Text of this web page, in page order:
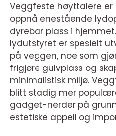
Veggfeste høyttalere
oppnå enestående
dyrebar plass i
lydutstyret er spesielt
på veggen, noe som
frigjøre gulvplass og
minimalistisk miljø.
blitt stadig mer
gadget-nerder på
estetiske appell og